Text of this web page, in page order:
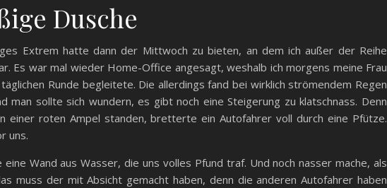
Dusche
Extrem hatte dann der Mittwoch zu bieten, an dem ich außer der Reihe
Es war mal wieder Home-Office angesagt, weshalb ich morgens meine Frau
Runde begleitete. Die allerdings fand bei wirklich strömendem Regen
man sollte sich wundern, es gibt noch eine Steigerung zu klatschnass. Denn
einer roten Ampel standen, bretterte ein Autofahrer voll durch eine Pfütze.
uns.
eine Wand aus Wasser, die uns volles Pfund traf. Und noch nasser mache, als
muss der mit Absicht gemacht haben, denn die anderen Autofahrer haben